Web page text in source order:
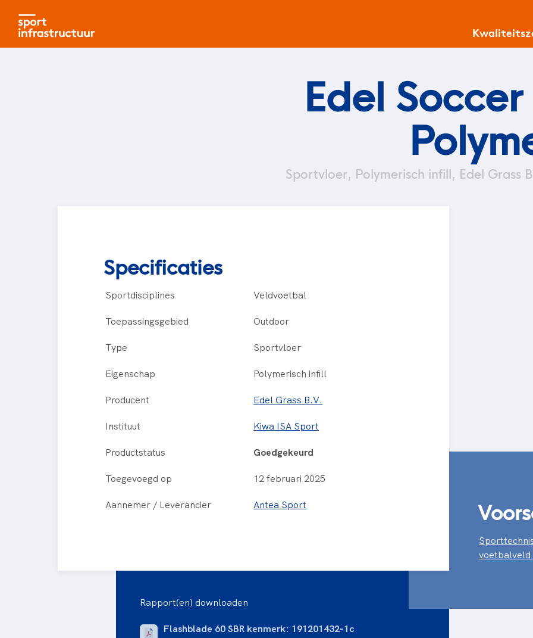
Edel
Sportvloer, Polymerisch infill, Edel Grass
Specificaties
Sportdisciplines
Veldvoetbal
Toepassingsgebied
Outdoor
Type
Sportvloer
Eigenschap
Polymerisch infill
Producent
Edel Grass B.V.
Instituut
Kiwa ISA Sport
Productstatus
Goedgekeurd
Toegevoegd op
12 februari 2025
Aannemer / Leverancier
Antea Sport
voetbalveld
Rapport(en) downloaden
Flashblade 60 SBR kenmerk: 191201432-1c